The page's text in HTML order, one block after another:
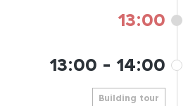
13:00
13:00 - 14:00
Building tour